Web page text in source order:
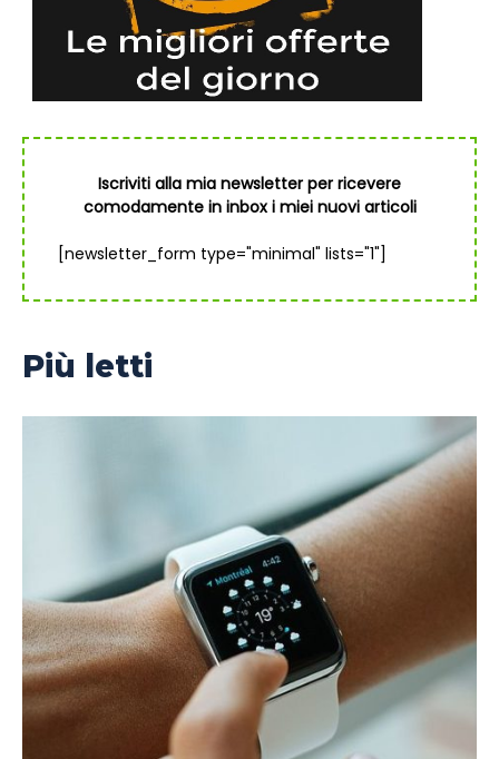
Iscriviti alla mia newsletter per ricevere
comodamente in inbox i miei nuovi articoli
[newsletter_form type="minimal" lists="1"]
Più letti